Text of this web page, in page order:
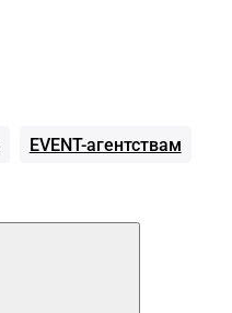
EVENT-агентствам